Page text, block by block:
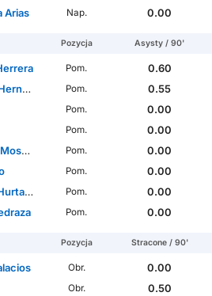
Arias
Nap. 0.00
Pozycja Asysty / 90'
Pom.
0.60
Pom.
0.55
Pom.
0.00
Pom.
0.00
Pom.
0.00
Pom.
0.00
Pom.
0.00
Pom. 0.00
Pozycja Stracone / 90'
Obr.
0.00
Obr.
0.50